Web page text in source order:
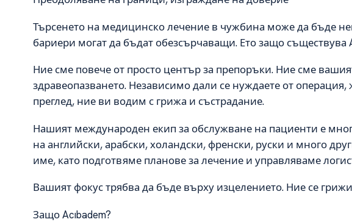
Търсенето на медицинско лечение в чужбина може да бъде
бариери могат да бъдат обезсърчаващи. Ето защо съществува
Ние сме повече от просто център за препоръки. Ние сме
здравеопазването. Независимо дали се нуждаете от
преглед, ние ви водим с грижа и състрадание.
Нашият международен екип за обслужване на пациенти е
на английски, арабски, холандски, френски, руски и много
име, като подготвяме планове за лечение и управляваме
Вашият фокус трябва да бъде върху изцелението. Ние се
Защо Acıbadem?